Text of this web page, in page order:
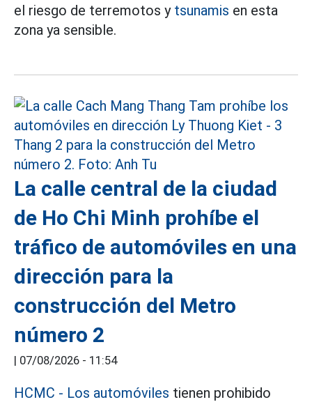
el riesgo de terremotos y tsunamis en esta
zona ya sensible.
La calle central de la ciudad
de Ho Chi Minh prohíbe el
tráfico de automóviles en una
dirección para la
construcción del Metro
número 2
| 07/08/2026 - 11:54
HCMC - Los automóviles tienen prohibido